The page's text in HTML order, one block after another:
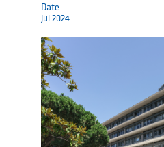
Date
Jul 2024